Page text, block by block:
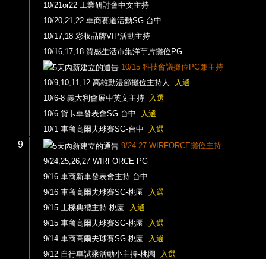
10/21or22 工業研討會中文主持
10/20,21,22 車商賽道活動SG-台中
10/17,18 彩妝品牌VIP活動主持
10/16,17,18 質感生活市集洋芋片攤位PG
10/15 科技會議攤位PG兼主持
10/9,10,11,12 高雄動漫節攤位主持人
入選
10/6-8 義大利會展中英文主持
入選
10/6 貨卡車發表會SG-台中
入選
10/1 車商高爾夫球賽SG-台中
入選
9
9/24-27 WIRFORCE攤位主持
9/24,25,26,27 WIRFORCE PG
9/16 車商新車發表會主持-台中
9/16 車商高爾夫球賽SG-桃園
入選
9/15 上樑典禮主持-桃園
入選
9/15 車商高爾夫球賽SG-桃園
入選
9/14 車商高爾夫球賽SG-桃園
入選
9/12 自行車試乘活動小主持-桃園
入選